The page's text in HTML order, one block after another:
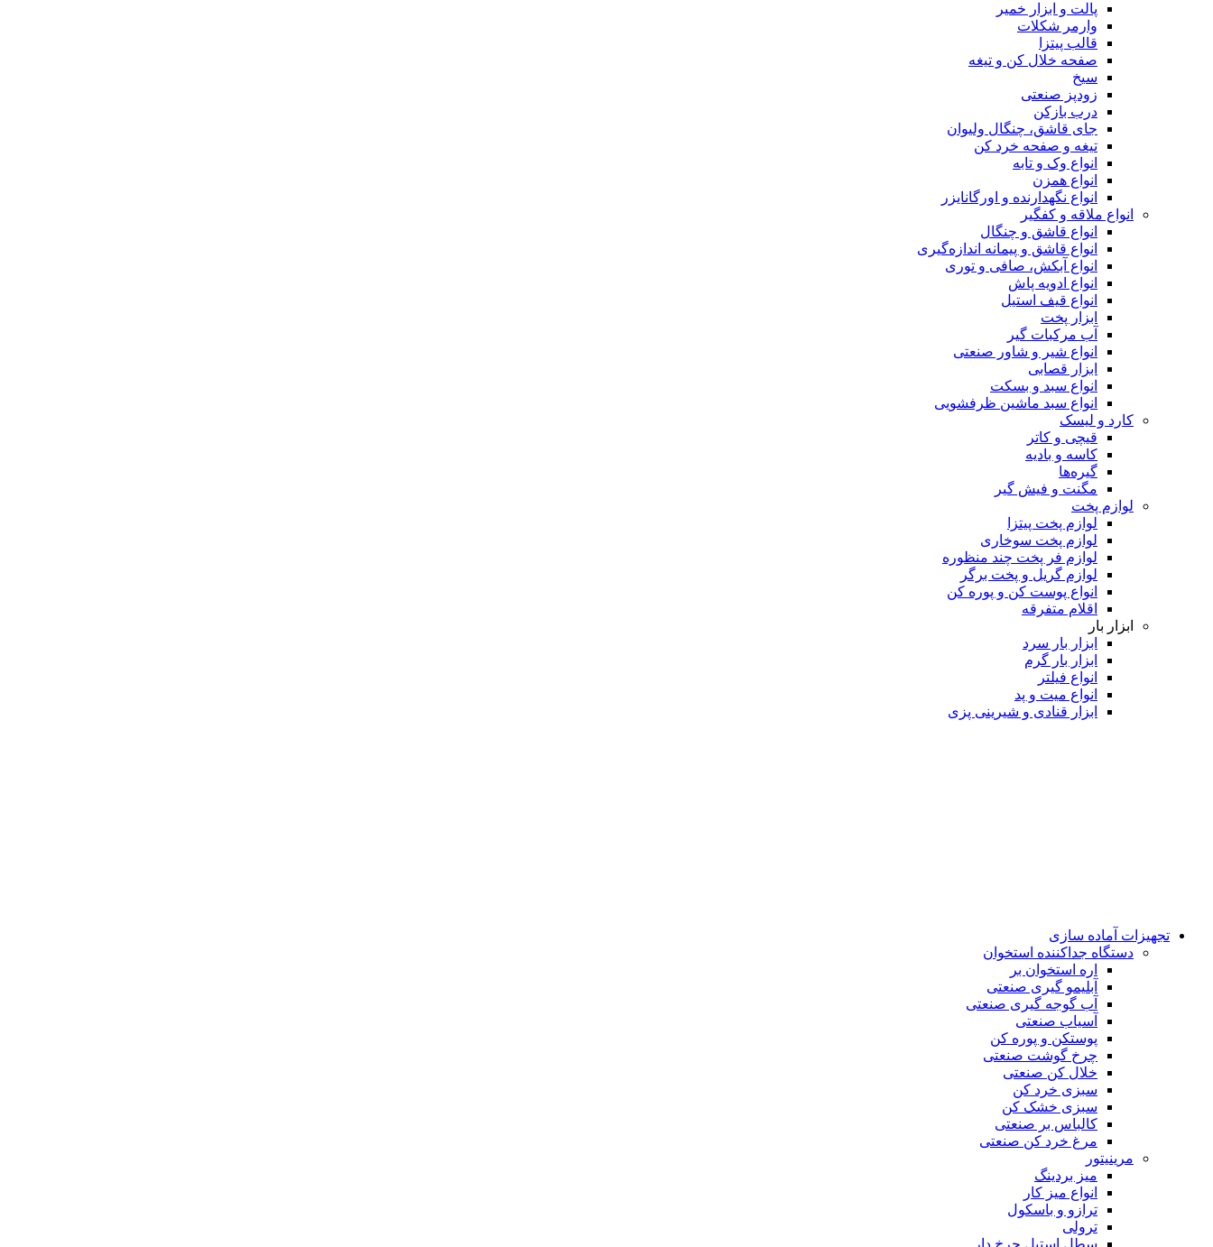
پالت و ابزار خمیر
وارمر شکلات
قالب پیتزا
صفحه خلال کن و تیغه
سیخ
زودپز صنعتی
درب بازکن
جای قاشق، چنگال ولیوان
تیغه و صفحه خرد کن
انواع وک و تابه
انواع همزن
انواع نگهدارنده و اورگانایزر
انواع ملاقه و کفگیر
انواع قاشق و چنگال
انواع قاشق و پیمانه اندازه‌گیری
انواع آبکش، صافی و توری
انواع ادویه پاش
انواع قیف استیل
ابزار پخت
آب مرکبات گیر
انواع شیر و شاور صنعتی
ابزار قصابی
انواع سبد و بسکت
انواع سبد ماشین ظرفشویی
کارد و لیسک
قیچی و کاتر
کاسه و بادیه
گیره‌ها
مگنت و فیش گیر
لوازم پخت
لوازم پخت پیتزا
لوازم پخت سوخاری
لوازم فر پخت چند منظوره
لوازم گریل و پخت برگر
انواع پوست کن و پوره کن
اقلام متفرقه
ابزار بار
ابزار بار سرد
ابزار بار گرم
انواع فیلتر
انواع میت و پد
ابزار قنادی و شیرینی پزی
تجهیزات آماده سازی
دستگاه جداکننده استخوان
اره استخوان بر
آبلیمو گیری صنعتی
آب گوجه گیری صنعتی
آسیاب صنعتی
پوستکن و پوره کن
چرخ گوشت صنعتی
خلال کن صنعتی
سبزی خرد کن
سبزی خشک کن
کالباس بر صنعتی
مرغ خرد کن صنعتی
مرینیتور
میز بردینگ
انواع میز کار
ترازو و باسکول
ترولی
سطل استیل چرخ دار